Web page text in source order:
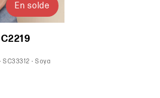
En solde